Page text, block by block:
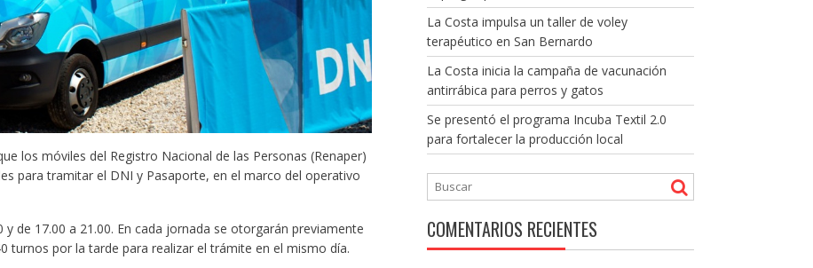
los móviles del Registro Nacional de las Personas (Renaper)
para tramitar el DNI y Pasaporte, en el marco del operativo
de 17.00 a 21.00. En cada jornada se otorgarán previamente
turnos por la tarde para realizar el trámite en el mismo día.
La Costa impulsa un taller de voley
terapéutico en San Bernardo
La Costa inicia la campaña de vacunación
antirrábica para perros y gatos
Se presentó el programa Incuba Textil 2.0
para fortalecer la producción local
COMENTARIOS RECIENTES